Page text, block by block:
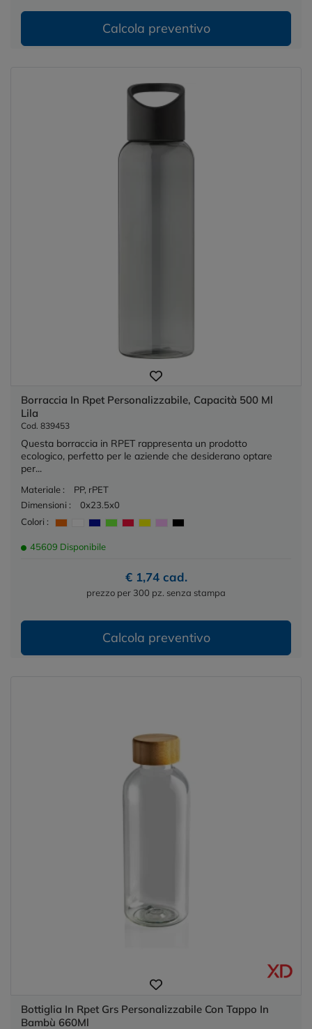
Calcola preventivo
Borraccia In Rpet Personalizzabile, Capacità 500 Ml
Lila
Cod. 839453
Questa borraccia in RPET rappresenta un prodotto
ecologico, perfetto per le aziende che desiderano optare
per...
Materiale :
PP, rPET
Dimensioni :
0x23.5x0
Colori :
45609 Disponibile
€ 1,74 cad.
prezzo per 300 pz. senza stampa
Calcola preventivo
Bottiglia In Rpet Grs Personalizzabile Con Tappo In
Bambù 660Ml